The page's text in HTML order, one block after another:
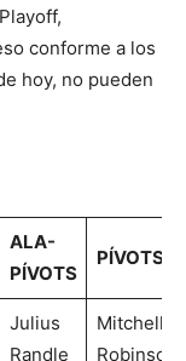
conforme a los
hoy, no pueden
ALA-
PÍVOTS
PÍVOTS
Julius
Randle
Mitchell
Robinson